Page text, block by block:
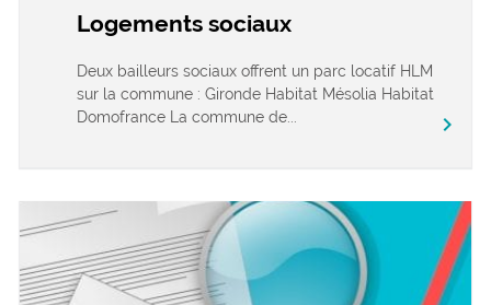
Logements sociaux
Deux bailleurs sociaux offrent un parc locatif HLM
sur la commune : Gironde Habitat Mésolia Habitat
Domofrance La commune de...
chevron_right